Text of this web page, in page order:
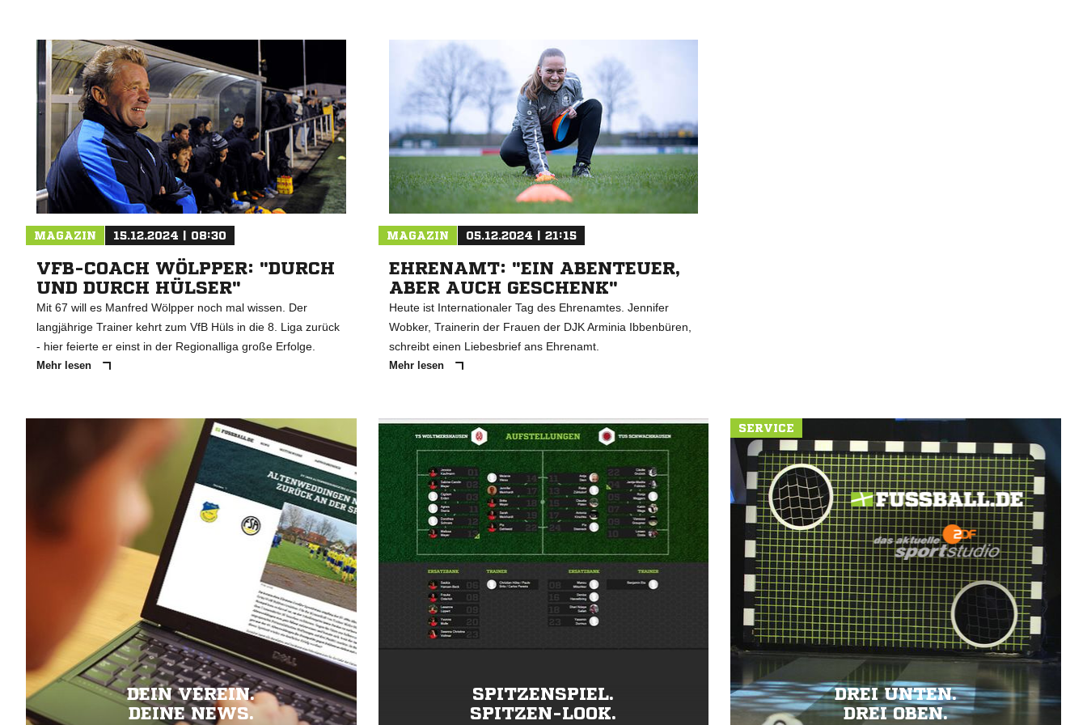
MAGAZIN 15.12.2024 | 08:30
VFB-COACH WÖLPPER: "DURCH
UND DURCH HÜLSER"
Mit 67 will es Manfred Wölpper noch mal wissen. Der
langjährige Trainer kehrt zum VfB Hüls in die 8. Liga zurück
- hier feierte er einst in der Regionalliga große Erfolge.
Mehr lesen
MAGAZIN 05.12.2024 | 21:15
EHRENAMT: "EIN ABENTEUER,
ABER AUCH GESCHENK"
Heute ist Internationaler Tag des Ehrenamtes. Jennifer
Wobker, Trainerin der Frauen der DJK Arminia Ibbenbüren,
schreibt einen Liebesbrief ans Ehrenamt.
Mehr lesen
DEIN VEREIN.
DEINE NEWS.
SPITZENSPIEL.
SPITZEN-LOOK.
SERVICE
DREI UNTEN.
DREI OBEN.